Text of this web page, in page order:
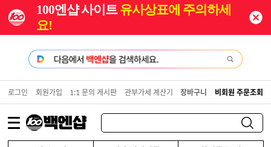
100엔샵 사이트유사상표에 주의하세
요!
로그인 회원가입 1:1 문의 게시판 관부가세 계산기 장바구니 비회원 주문조회